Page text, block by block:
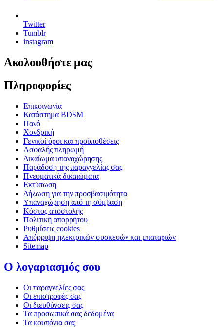
Twitter
Tumblr
instagram
Ακολουθήστε μας
Πληροφορίες
Επικοινωνία
Κατάστημα BDSM
Πανό
Χονδρική
Γενικοί όροι και προϋποθέσεις
Ασφαλής πληρωμή
Δικαίωμα υπαναχώρησης
Παράδοση της παραγγελίας σας
Πνευματικά δικαιώματα
Εκτύπωση
Δήλωση για την προσβασιμότητα
Υπαναχώρηση από τη σύμβαση
Κόστος αποστολής
Πολιτική απορρήτου
Ρυθμίσεις cookies
Απόρριψη ηλεκτρικών συσκευών και μπαταριών
Sitemap
Ο λογαριασμός σου
Οι παραγγελίες σας
Οι επιστροφές σας
Οι διευθύνσεις σας
Τα προσωπικά σας δεδομένα
Τα κουπόνια σας